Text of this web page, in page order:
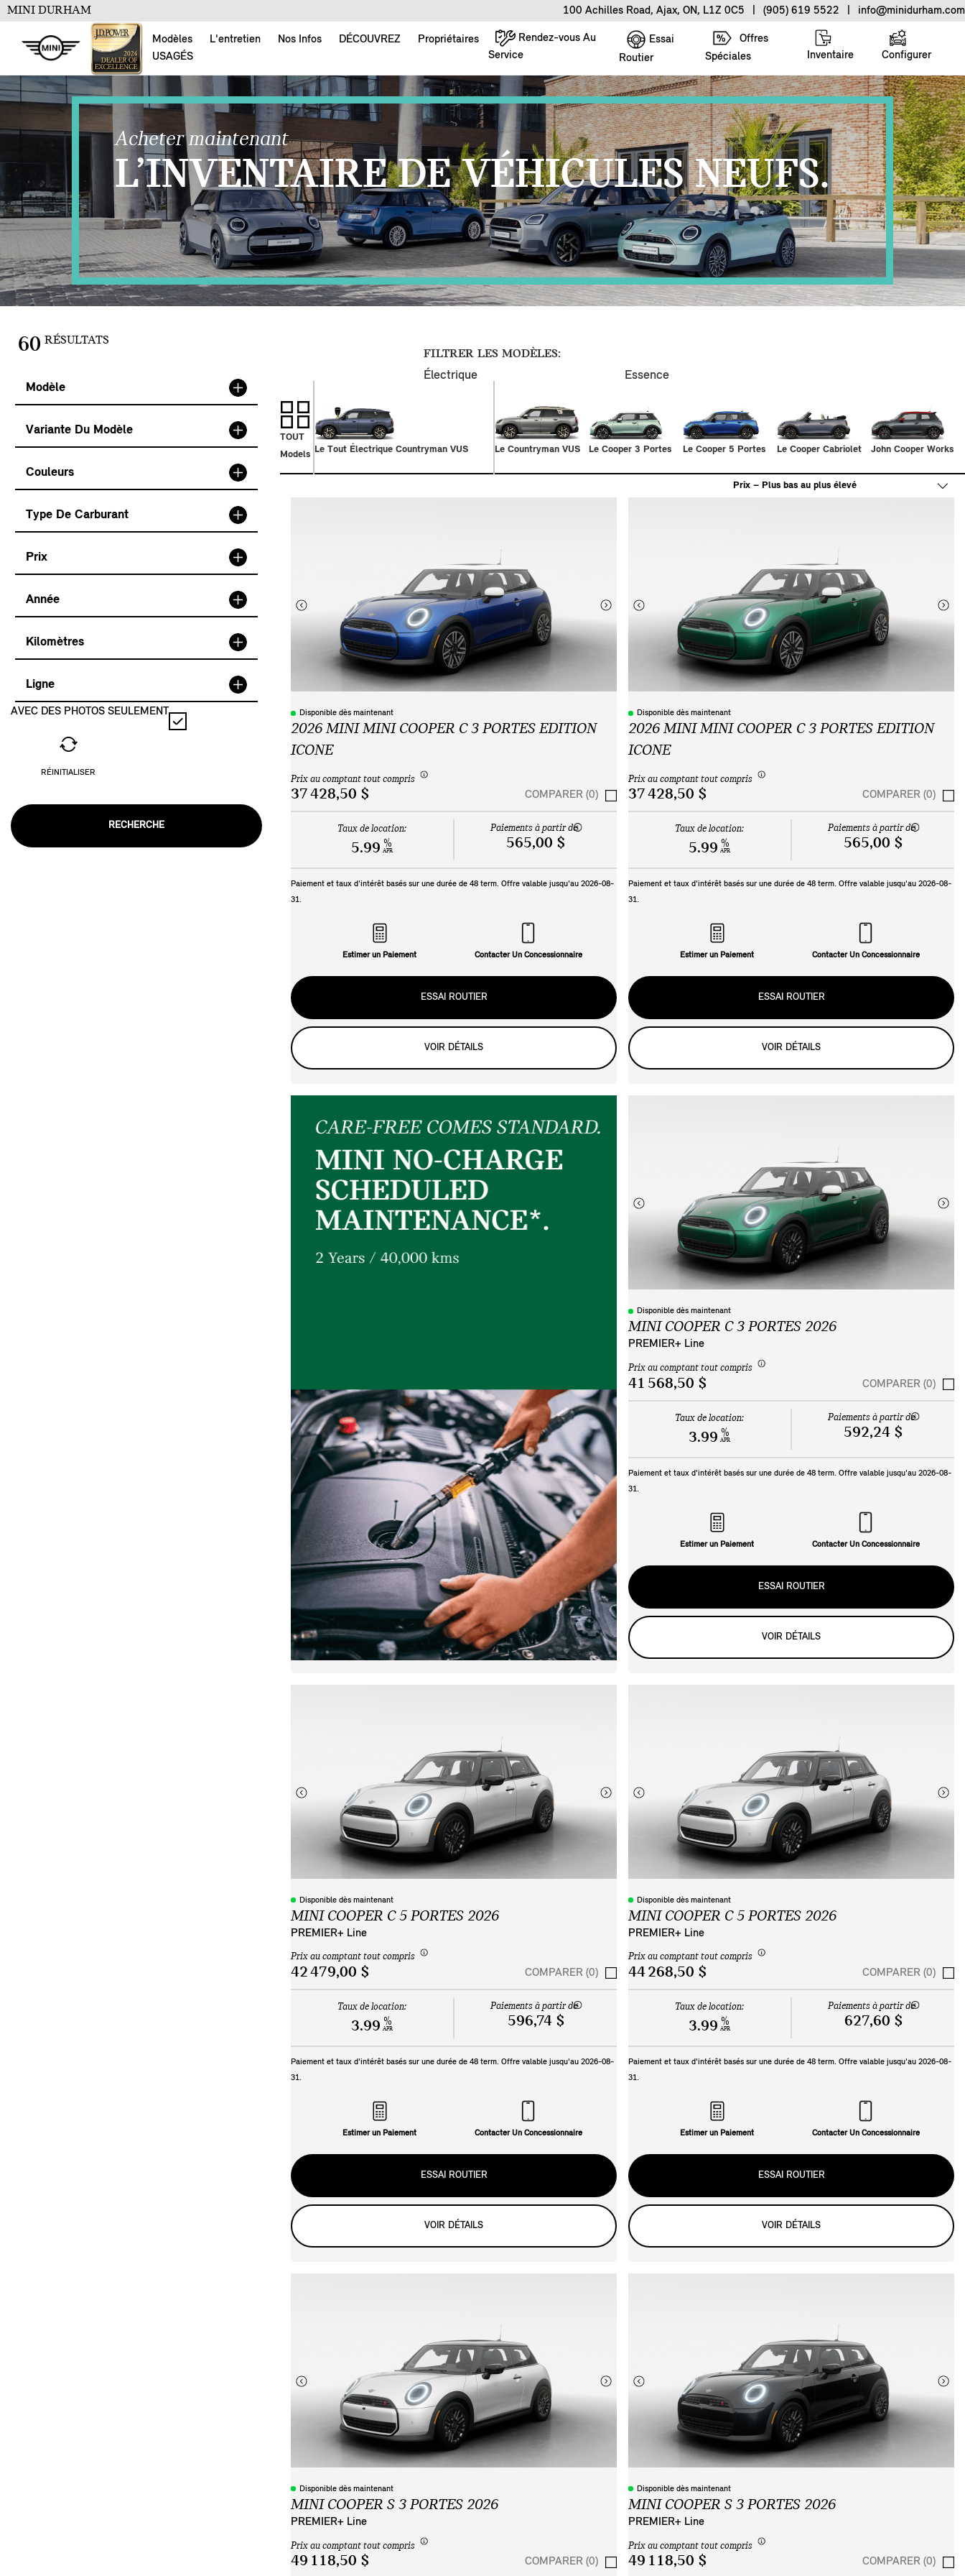
MINI DURHAM 100 Achilles Road, Ajax, ON, L1Z 0C5 (905) 619 5522 info@minidurham.com
Modèles L'entretien Nos Infos DÉCOUVREZ
Propriétaires
USAGÉS
Rendez-vous Au
Service
Essai
Routier
Offres
Spéciales
Inventaire Configurer
Acheter maintenant
L’INVENTAIRE DE VÉHICULES NEUFS.
60 RÉSULTATS
Modèle
Variante Du Modèle
Couleurs
Type De Carburant
Prix
Année
Kilomètres
Ligne
AVEC DES PHOTOS SEULEMENT
RÉINITIALISER
RECHERCHE
FILTRER LES MODÈLES:
Électrique
Essence
TOUT
Models Le Tout Électrique Countryman VUS Le Countryman VUS Le Cooper 3 Portes Le Cooper 5 Portes Le Cooper Cabriolet John Cooper Works
Disponible dès maintenant
2026 MINI MINI COOPER C 3 PORTES EDITION
ICONE
Prix au comptant tout compris
37 428,50 $ COMPARER (0)
Taux de location:
5.99 %
APR
Paiements à partir de
565,00 $
Paiement et taux d'intérêt basés sur une durée de 48 term. Offre valable jusqu'au 2026-08-
31.
Estimer un Paiement Contacter Un Concessionnaire
ESSAI ROUTIER
VOIR DÉTAILS
Disponible dès maintenant
2026 MINI MINI COOPER C 3 PORTES EDITION
ICONE
Prix au comptant tout compris
37 428,50 $ COMPARER (0)
Taux de location:
5.99 %
APR
Paiements à partir de
565,00 $
Paiement et taux d'intérêt basés sur une durée de 48 term. Offre valable jusqu'au 2026-08-
31.
Estimer un Paiement Contacter Un Concessionnaire
ESSAI ROUTIER
VOIR DÉTAILS
Disponible dès maintenant
MINI COOPER C 3 PORTES 2026
PREMIER+ Line
Prix au comptant tout compris
41 568,50 $ COMPARER (0)
Taux de location:
3.99 %
APR
Paiements à partir de
592,24 $
Paiement et taux d'intérêt basés sur une durée de 48 term. Offre valable jusqu'au 2026-08-
31.
Estimer un Paiement Contacter Un Concessionnaire
ESSAI ROUTIER
VOIR DÉTAILS
Disponible dès maintenant
MINI COOPER C 5 PORTES 2026
PREMIER+ Line
Prix au comptant tout compris
42 479,00 $ COMPARER (0)
Taux de location:
3.99 %
APR
Paiements à partir de
596,74 $
Paiement et taux d'intérêt basés sur une durée de 48 term. Offre valable jusqu'au 2026-08-
31.
Estimer un Paiement Contacter Un Concessionnaire
ESSAI ROUTIER
VOIR DÉTAILS
Disponible dès maintenant
MINI COOPER C 5 PORTES 2026
PREMIER+ Line
Prix au comptant tout compris
44 268,50 $ COMPARER (0)
Taux de location:
3.99 %
APR
Paiements à partir de
627,60 $
Paiement et taux d'intérêt basés sur une durée de 48 term. Offre valable jusqu'au 2026-08-
31.
Estimer un Paiement Contacter Un Concessionnaire
ESSAI ROUTIER
VOIR DÉTAILS
Disponible dès maintenant
MINI COOPER S 3 PORTES 2026
PREMIER+ Line
Prix au comptant tout compris
49 118,50 $ COMPARER (0)
Disponible dès maintenant
MINI COOPER S 3 PORTES 2026
PREMIER+ Line
Prix au comptant tout compris
49 118,50 $ COMPARER (0)